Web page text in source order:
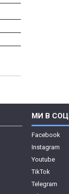
МИ В
Facebook
Instagram
Youtube
TikTok
Telegram